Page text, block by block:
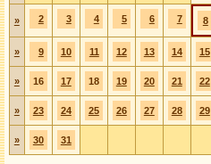
» 2 3 4 5 6 7 8
» 9 10 11 12 13 14 15
» 16 17 18 19 20 21 22
» 23 24 25 26 27 28 29
» 30 31